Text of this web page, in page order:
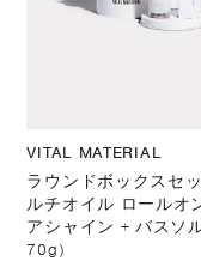
VITAL MATERIAL
ラウンドボックスセ
ルチオイル ロールオ
アシャイン + バスソ
70g)